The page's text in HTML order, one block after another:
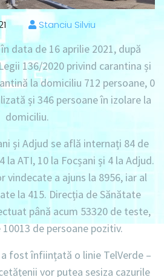
Stanciu Silviu
data de 16 aprilie 2021, după
136/2020 privind carantina și
la domiciliu 712 persoane, 0
și 346 persoane în izolare la
domiciliu.
și Adjud se află internați 84 de
la ATI, 10 la Focșani și 4 la Adjud.
vindecate a ajuns la 8956,iar al
la 415. Direcția de Sănătate
până acum 53320 de teste,
10013 de persoane pozitiv.
fost înființată o linie TelVerde –
vor putea sesiza cazurile